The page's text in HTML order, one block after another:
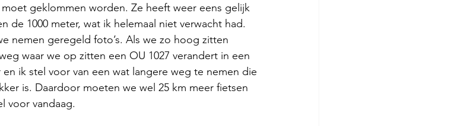
geklommen worden. Ze heeft weer eens gelijk
de 1000 meter, wat ik helemaal niet verwacht had.
nemen geregeld foto’s. Als we zo hoog zitten
waar we op zitten een OU 1027 verandert in een
ik stel voor van een wat langere weg te nemen die
is. Daardoor moeten we wel 25 km meer fietsen
voor vandaag.